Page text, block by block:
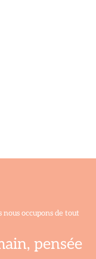
occupons de tout
pensée